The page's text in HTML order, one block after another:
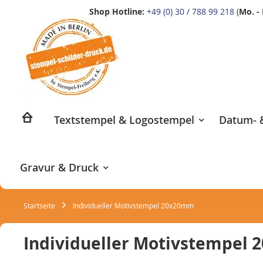
Shop Hotline: +49 (0) 30 / 788 99 218 (Mo. -
springen
Textstempel & Logostempel Datum-
Gravur & Druck
Startseite Individueller Motivstempel 20x20mm
Individueller Motivstempel